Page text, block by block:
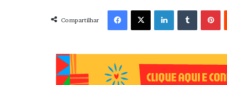
Compartilhar
Facebook X Linkedin